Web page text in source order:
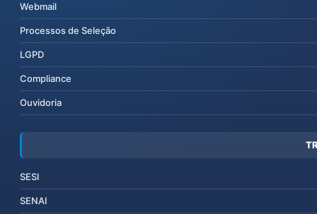
Webmail
Processos de Seleção
LGPD
Compliance
Ouvidoria
SESI
SENAI